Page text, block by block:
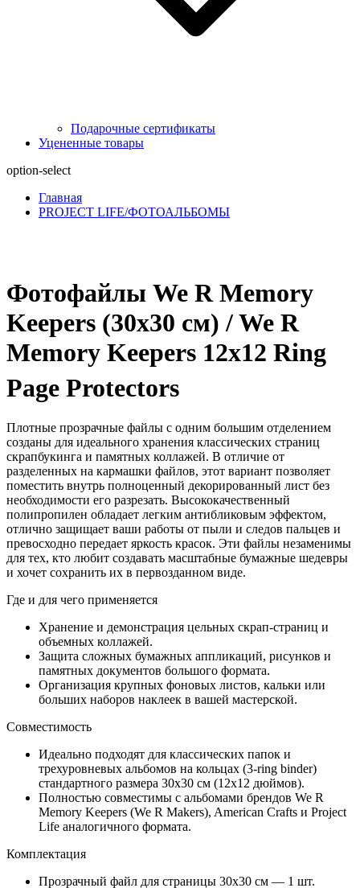
Подарочные сертификаты
Уцененные товары
option-select
Главная
PROJECT LIFE/ФОТОАЛЬБОМЫ
Фотофайлы We R Memory
Keepers (30х30 см) / We R
Memory Keepers 12x12 Ring
Page Protectors
Плотные прозрачные файлы с одним большим отделением
созданы для идеального хранения классических страниц
скрапбукинга и памятных коллажей. В отличие от
разделенных на кармашки файлов, этот вариант позволяет
поместить внутрь полноценный декорированный лист без
необходимости его разрезать. Высококачественный
полипропилен обладает легким антибликовым эффектом,
отлично защищает ваши работы от пыли и следов пальцев и
превосходно передает яркость красок. Эти файлы незаменимы
для тех, кто любит создавать масштабные бумажные шедевры
и хочет сохранить их в первозданном виде.
Где и для чего применяется
Хранение и демонстрация цельных скрап-страниц и
объемных коллажей.
Защита сложных бумажных аппликаций, рисунков и
памятных документов большого формата.
Организация крупных фоновых листов, кальки или
больших наборов наклеек в вашей мастерской.
Совместимость
Идеально подходят для классических папок и
трехуровневых альбомов на кольцах (3-ring binder)
стандартного размера 30х30 см (12х12 дюймов).
Полностью совместимы с альбомами брендов We R
Memory Keepers (We R Makers), American Crafts и Project
Life аналогичного формата.
Комплектация
Прозрачный файл для страницы 30х30 см — 1 шт.